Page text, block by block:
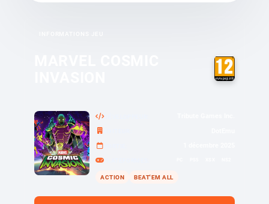
DÉVELOPPEUR
PLATEFORMES
ACTION BEAT'EM ALL